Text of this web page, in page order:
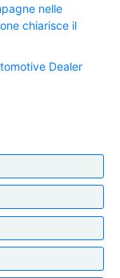
nelle
chiarisce il
Dealer